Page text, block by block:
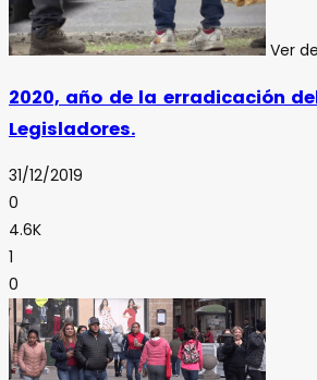
Ver
2020, año de la erradicación
Legisladores.
31/12/2019
0
4.6K
1
0